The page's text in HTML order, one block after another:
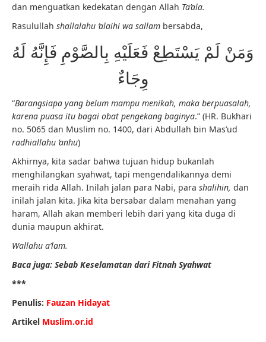
dan menguatkan kedekatan dengan Allah Ta’ala.
Rasulullah shallalahu ‘alaihi wa sallam bersabda,
وَمَنْ لَمْ يَسْتَطِعْ فَعَلَيْهِ بِالصَّوْمِ فَإِنَّهُ لَهُ
وِجَاءٌ
“Barangsiapa yang belum mampu menikah, maka berpuasalah,
karena puasa itu bagai obat pengekang baginya.” (HR. Bukhari
no. 5065 dan Muslim no. 1400, dari Abdullah bin Mas’ud
radhiallahu ‘anhu)
Akhirnya, kita sadar bahwa tujuan hidup bukanlah
menghilangkan syahwat, tapi mengendalikannya demi
meraih rida Allah. Inilah jalan para Nabi, para shalihin, dan
inilah jalan kita. Jika kita bersabar dalam menahan yang
haram, Allah akan memberi lebih dari yang kita duga di
dunia maupun akhirat.
Wallahu a’lam.
Baca juga: Sebab Keselamatan dari Fitnah Syahwat
***
Penulis: Fauzan Hidayat
Artikel Muslim.or.id